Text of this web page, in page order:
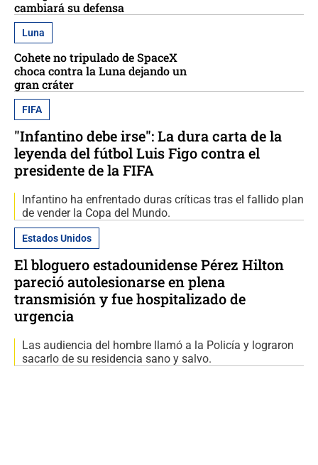
cambiará su defensa
Luna
Cohete no tripulado de SpaceX
choca contra la Luna dejando un
gran cráter
FIFA
"Infantino debe irse": La dura carta de la
leyenda del fútbol Luis Figo contra el
presidente de la FIFA
Infantino ha enfrentado duras críticas tras el fallido plan
de vender la Copa del Mundo.
Estados Unidos
El bloguero estadounidense Pérez Hilton
pareció autolesionarse en plena
transmisión y fue hospitalizado de
urgencia
Las audiencia del hombre llamó a la Policía y lograron
sacarlo de su residencia sano y salvo.